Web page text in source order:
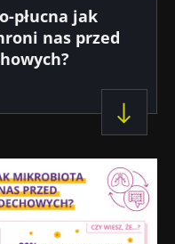
płucna jak
nas przed